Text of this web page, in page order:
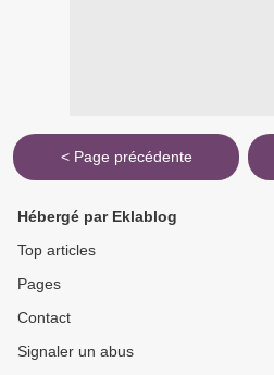
< Page précédente
Hébergé par Eklablog
Top articles
Pages
Contact
Signaler un abus